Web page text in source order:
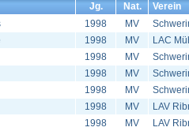
Jg. Nat.
Verein
1998 MV
1998 MV
LAC
1998 MV
1998 MV
1998 MV
1998 MV
LAV
1998 MV LAV